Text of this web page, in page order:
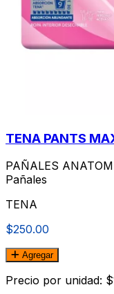
TENA PANTS
PAÑALES
Pañales
TENA
$250.00
Agregar
Precio por unidad: